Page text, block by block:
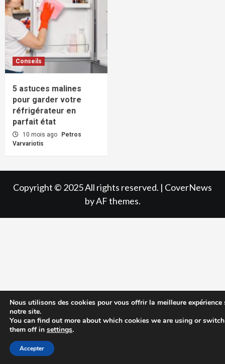
Conseils
5 astuces malines
pour garder votre
réfrigérateur en
parfait état
10 mois ago
Petros
Varvariotis
Copyright © 2025 All rights reserved. | CoverNews
by AF themes.
Nous utilisons des cookies pour vous offrir la meilleure expérience
notre site.
You can find out more about which cookies we are using or switch
them off in settings.
Accepter